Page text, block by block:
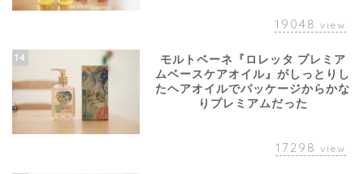
19048 view
14
モルトベーネ『ロレッタ プレミア
ムベースケアオイル』がしっとりし
たヘアオイルでパッケージからかな
りプレミアムだった
17298 view